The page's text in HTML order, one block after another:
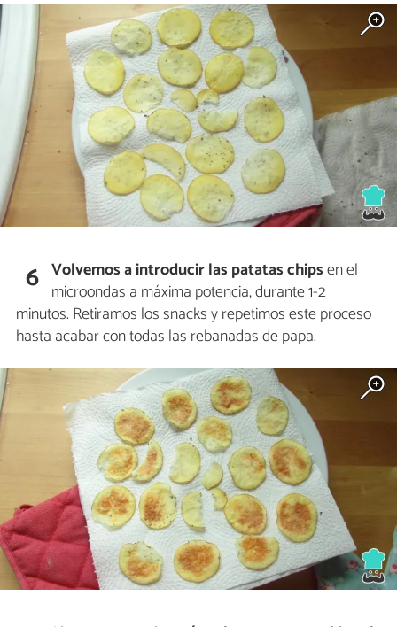
6 Volvemos a introducir las patatas chipsen el
microondas a máxima potencia, durante 1-2
minutos. Retiramos los snacks y repetimos este proceso
hasta acabar con todas las rebanadas de papa.